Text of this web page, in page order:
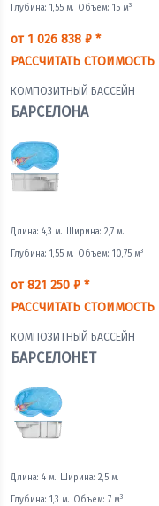
Глубина: 1,55 м. Объем: 15 м3
от 1 026 838 ₽ *
РАССЧИТАТЬ СТОИМОСТЬ
КОМПОЗИТНЫЙ БАССЕЙН
БАРСЕЛОНА
Длина: 4,3 м. Ширина: 2,7 м.
Глубина: 1,55 м. Объем: 10,75 м3
от 821 250 ₽ *
РАССЧИТАТЬ СТОИМОСТЬ
КОМПОЗИТНЫЙ БАССЕЙН
БАРСЕЛОНЕТ
Длина: 4 м. Ширина: 2,5 м.
Глубина: 1,3 м. Объем: 7 м3